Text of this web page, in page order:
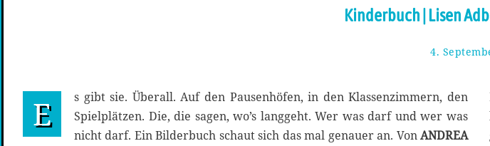
Kinderbuch | Lisen
4.
E
s gibt sie. Überall. Auf den Pausenhöfen, in den Klassenzimmern, den
Spielplätzen. Die, die sagen, wo’s langgeht. Wer was darf und wer was
nicht darf. Ein Bilderbuch schaut sich das mal genauer an. VonANDREA